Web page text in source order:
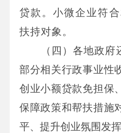
贷款 。小微企业符
扶持对象。
（四）各地政府
部分相关行政事业性
创业小额贷款免担保
保障政策和帮扶措施
平、提升创业氛围发